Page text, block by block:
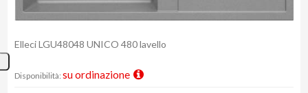
Elleci LGU48048 UNICO 480 lavello
Disponibilità: su ordinazione